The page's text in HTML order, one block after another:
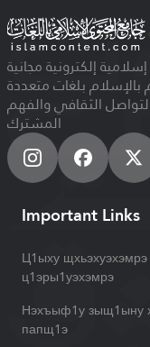
إلكترونية مجانية
بلغات متعددة
الثقافي والفهم
المشترك
Important Links
Ц1ыху щхьэхуэхэмрэ
ц1эры1уэхэмрэ
Нэхъыф1у зыщ1ыну
папщ1э